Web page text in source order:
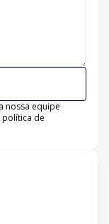
nossa equipe
política de